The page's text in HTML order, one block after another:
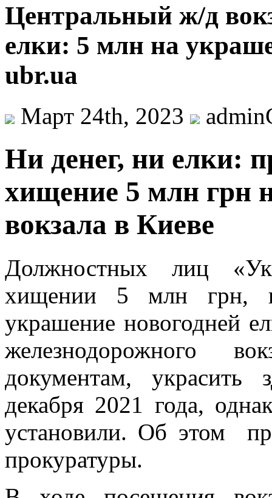
Центральный ж/д
елки: 5 млн на
ubr.ua
Март 24th, 2023
Ни дeнeг, ни елки:
хищение 5 млн грн
вокзала в Киеве
Должностных лиц
хищении 5 млн грн,
украшение новогодней
железнодорожного
документам,
декабря 2021 года,
установили. Об этом
прокуратуры.